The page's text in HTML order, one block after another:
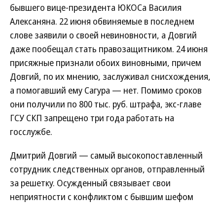
бывшего вице-президента ЮКОСа Василия
Алексаняна. 22 июня обвиняемые в последнем
слове заявили о своей невиновности, а Довгий
даже пообещал стать правозащитником. 24 июня
присяжные признали обоих виновными, причем
Довгий, по их мнению, заслуживал снисхождения,
а помогавший ему Сагура — нет. Помимо сроков
они получили по 800 тыс. руб. штрафа, экс-главе
ГСУ СКП запрещено три года работать на
госслужбе.
Дмитрий Довгий — самый высокопоставленный
сотрудник следственных органов, отправленный
за решетку. Осужденный связывает свои
неприятности с конфликтом с бывшим шефом